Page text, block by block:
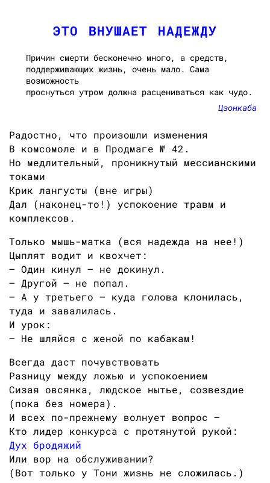
ЭТО ВНУШАЕТ НАДЕЖДУ
Причин смерти бесконечно много, а средств,
поддерживающих жизнь, очень мало. Сама
возможность
проснуться утром должна расцениваться как чудо.
Цзонкаба
Радостно, что произошли изменения
В комсомоле и в Продмаге № 42.
Но медлительный, проникнутый мессианскими
токами
Крик лангусты (вне игры)
Дал (наконец-то!) успокоение травм и
комплексов.
Только мышь-матка (вся надежда на нее!)
Цыплят водит и квохчет:
— Один кинул — не докинул.
— Другой — не попал.
— А у третьего — куда голова клонилась,
туда и завалилась.
И урок:
— Не шляйся с женой по кабакам!
Всегда даст почувствовать
Разницу между ложью и успокоением
Сизая овсянка, людское нытье, созвездие
(пока без номера).
И всех по-прежнему волнует вопрос —
Кто лидер конкурса с протянутой рукой:
Дух бродяжий
Или вор на обслуживании?
(Вот только у Тони жизнь не сложилась.)